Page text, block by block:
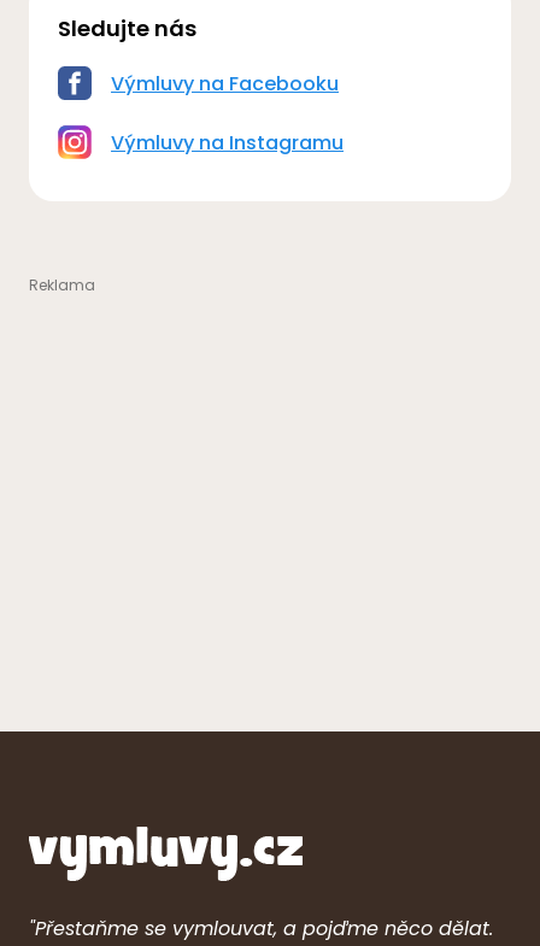
Sledujte nás
Výmluvy na Facebooku
Výmluvy na Instagramu
"Přestaňme se vymlouvat, a pojďme něco dělat.